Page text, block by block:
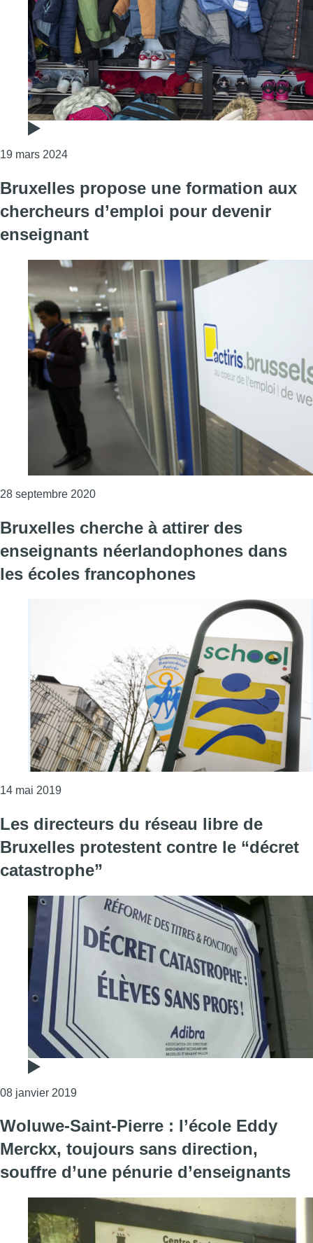
19 mars 2024Consulter l'article "Pénurie d’enseignants : au
Bruxelles propose une formation aux
chercheurs d’emploi pour devenir
enseignant
28 septembre 2020Consulter l'article "Bruxelles propose une
Bruxelles cherche à attirer des
enseignants néerlandophones dans
les écoles francophones
14 mai 2019Consulter l'article "Bruxelles cherche à attirer des
Les directeurs du réseau libre de
Bruxelles protestent contre le “décret
catastrophe”
08 janvier 2019Consulter l'article "Les directeurs du réseau
Woluwe-Saint-Pierre : l’école Eddy
Merckx, toujours sans direction,
souffre d’une pénurie d’enseignants